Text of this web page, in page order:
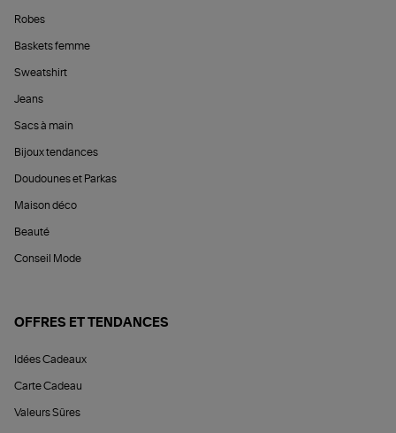
Robes
Baskets femme
Sweatshirt
Jeans
Sacs à main
Bijoux tendances
Doudounes et Parkas
Maison déco
Beauté
Conseil Mode
OFFRES ET TENDANCES
Idées Cadeaux
Carte Cadeau
Valeurs Sûres